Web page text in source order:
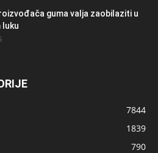
guma valja zaobilaziti u
luku
7844
1839
790